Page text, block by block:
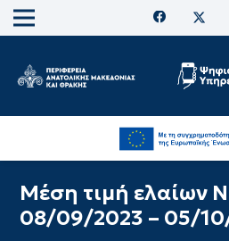
Μέση τιμή ελαίων
08/09/2023 – 05/